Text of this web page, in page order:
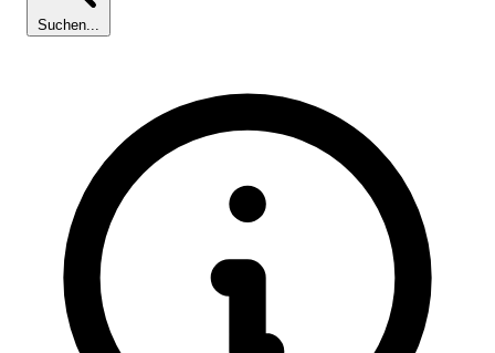
Suchen...